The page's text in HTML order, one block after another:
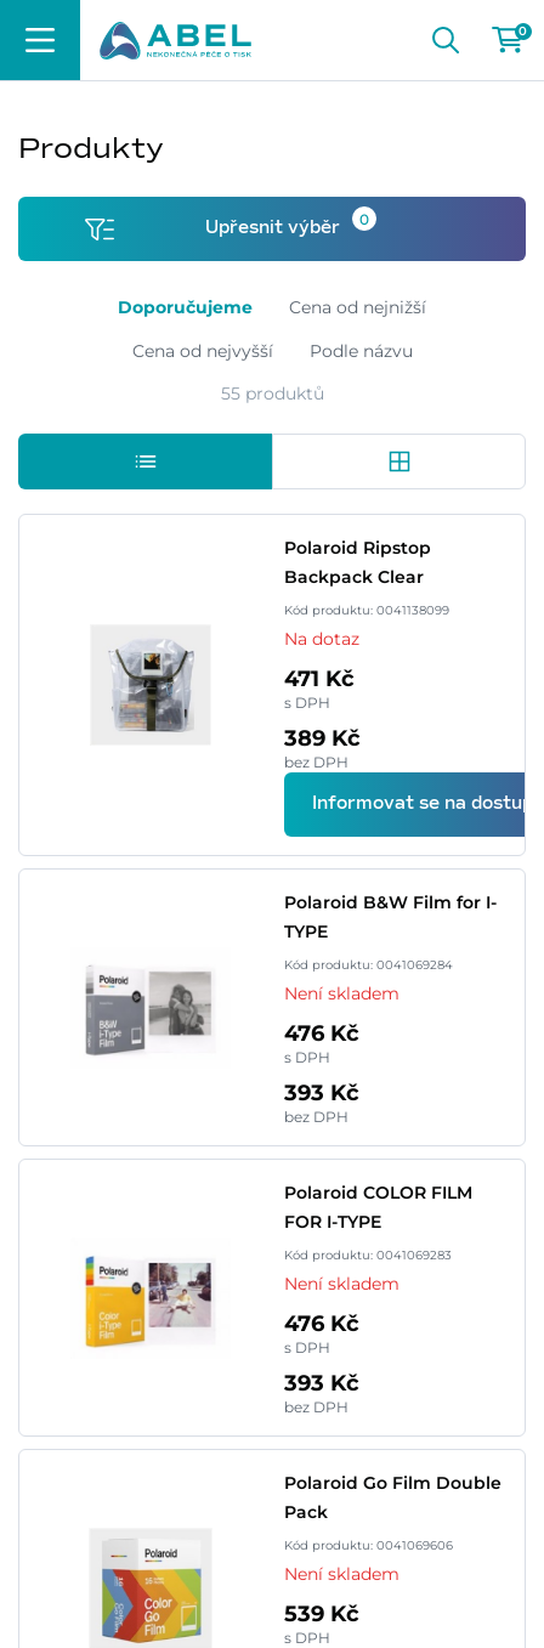
0
Produkty
Upřesnit výběr 0
Doporučujeme
Cena od nejnižší
Cena od nejvyšší
Podle názvu
55 produktů
Polaroid Ripstop
Backpack Clear
Kód produktu: 0041138099
Na dotaz
471 Kč
s DPH
389 Kč
bez DPH
Informovat se na
Polaroid B&W Film for I-
TYPE
Kód produktu: 0041069284
Není skladem
476 Kč
s DPH
393 Kč
bez DPH
Polaroid COLOR FILM
FOR I-TYPE
Kód produktu: 0041069283
Není skladem
476 Kč
s DPH
393 Kč
bez DPH
Polaroid Go Film Double
Pack
Kód produktu: 0041069606
Není skladem
539 Kč
s DPH